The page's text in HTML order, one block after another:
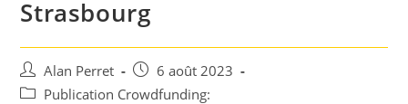
Strasbourg
Auteur/autrice
de
Alan Perret
Post
published:
6 août 2023
PostPublication Crowdfunding: